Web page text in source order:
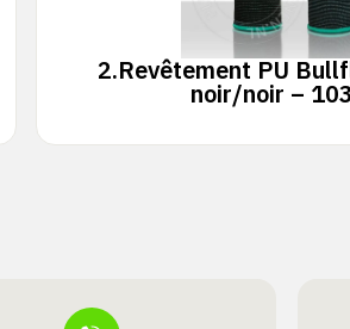
2.Revêtement PU
noir/noir –